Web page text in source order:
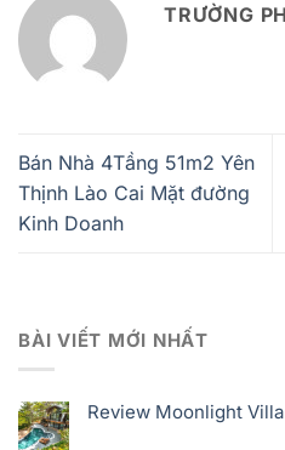
TRƯỜNG
Bán Nhà 4Tầng 51m2 Yên
Thịnh Lào Cai Mặt đường
Kinh Doanh
BÀI VIẾT MỚI NHẤT
Review Moonlight